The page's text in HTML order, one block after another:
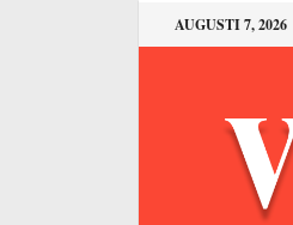
AUGUSTI 7, 2026